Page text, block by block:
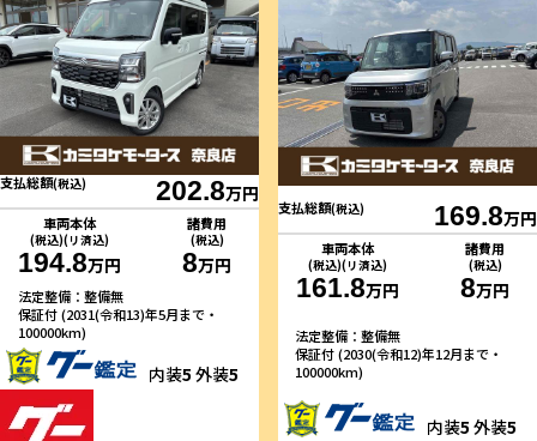
支払総額(税込) 202.8万円
車両本体
(税込)(リ済込)
194.8万円
諸費用
(税込)
8万円
法定整備：整備無
保証付 (2031(令和13)年5月まで・
100000km)
内装5 外装5
支払総額(税込) 169.8万円
車両本体
(税込)(リ済込)
161.8万円
諸費用
(税込)
8万円
法定整備：整備無
保証付 (2030(令和12)年12月まで・
100000km)
内装5 外装5